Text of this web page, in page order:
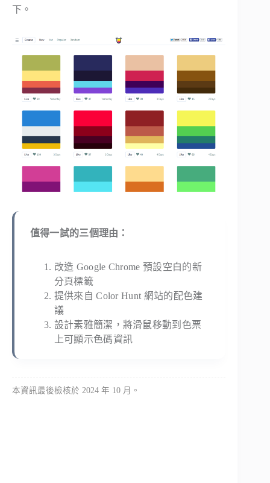
下。
值得一試的三個理由：
改造 Google Chrome 預設空白的新
分頁標籤
提供來自 Color Hunt 網站的配色建
議
設計素雅簡潔，將滑鼠移動到色票
上可顯示色碼資訊
本資訊最後檢核於 2024 年 10 月。